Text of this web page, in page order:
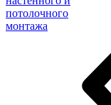
потолочного
монтажа